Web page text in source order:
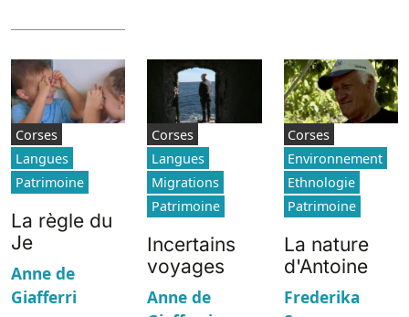
Corses
Langues
Patrimoine
La règle du
Je
Anne de
Giafferri
Corses
Langues
Migrations
Patrimoine
Incertains
voyages
Anne de
Corses
Environnement
Ethnologie
Patrimoine
La nature
d'Antoine
Frederika